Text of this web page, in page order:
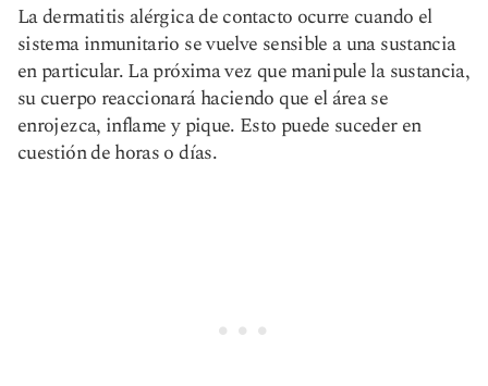
La dermatitis alérgica de contacto ocurre cuando el
sistema inmunitario se vuelve sensible a una sustancia
en particular. La próxima vez que manipule la sustancia,
su cuerpo reaccionará haciendo que el área se
enrojezca, inflame y pique. Esto puede suceder en
cuestión de horas o días.